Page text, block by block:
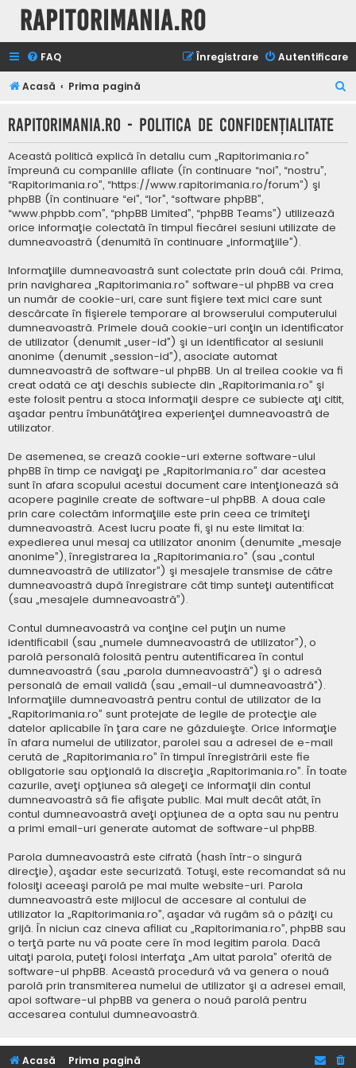
Rapitorimania.ro
FAQ Autentificare
Înregistrare
Acasă Prima pagină
t
Rapitorimania.ro - Politica de confidenţialitate
Această politică explică în detaliu cum „Rapitorimania.ro”
împreună cu companiile afliate (în continuare “noi”, “nostru”,
“Rapitorimania.ro”, “https://www.rapitorimania.ro/forum”) şi
phpBB (în continuare “ei”, “lor”, “software phpBB”,
“www.phpbb.com”, “phpBB Limited”, “phpBB Teams”) utilizează
orice informaţie colectată în timpul fiecărei sesiuni utilizate de
dumneavoastră (denumită în continuare „informaţiile”).
Informaţiile dumneavoastră sunt colectate prin două căi. Prima,
prin navigharea „Rapitorimania.ro” software-ul phpBB va crea
un număr de cookie-uri, care sunt fişiere text mici care sunt
descărcate în fişierele temporare al browserului computerului
dumneavoastră. Primele două cookie-uri conţin un identificator
de utilizator (denumit „user-id”) şi un identificator al sesiunii
anonime (denumit „session-id”), asociate automat
dumneavoastră de software-ul phpBB. Un al treilea cookie va fi
creat odată ce aţi deschis subiecte din „Rapitorimania.ro” şi
este folosit pentru a stoca informaţii despre ce subiecte aţi citit,
aşadar pentru îmbunătăţirea experienţei dumneavoastră de
utilizator.
De asemenea, se crează cookie-uri externe software-ului
phpBB în timp ce navigaţi pe „Rapitorimania.ro” dar acestea
sunt în afara scopului acestui document care intenţionează să
acopere paginile create de software-ul phpBB. A doua cale
prin care colectăm informaţiile este prin ceea ce trimiteţi
dumneavoastră. Acest lucru poate fi, şi nu este limitat la:
expedierea unui mesaj ca utilizator anonim (denumite „mesaje
anonime”), înregistrarea la „Rapitorimania.ro” (sau „contul
dumneavoastră de utilizator”) şi mesajele transmise de către
dumneavoastră după înregistrare cât timp sunteţi autentificat
(sau „mesajele dumneavoastră”).
Contul dumneavoastră va conţine cel puţin un nume
identificabil (sau „numele dumneavoastră de utilizator”), o
parolă personală folosită pentru autentificarea în contul
dumneavoastră (sau „parola dumneavoastră”) şi o adresă
personală de email validă (sau „email-ul dumneavoastră”).
Informaţiile dumneavoastră pentru contul de utilizator de la
„Rapitorimania.ro” sunt protejate de legile de protecţie ale
datelor aplicabile în ţara care ne găzduieşte. Orice informaţie
în afara numelui de utilizator, parolei sau a adresei de e-mail
cerută de „Rapitorimania.ro” în timpul înregistrării este fie
obligatorie sau opţională la discreţia „Rapitorimania.ro”. În toate
cazurile, aveţi opţiunea să alegeţi ce informaţii din contul
dumneavoastră să fie afişate public. Mai mult decât atât, în
contul dumneavoastră aveţi opţiunea de a opta sau nu pentru
a primi email-uri generate automat de software-ul phpBB.
Parola dumneavoastră este cifrată (hash într-o singură
direcţie), aşadar este securizată. Totuşi, este recomandat să nu
folosiţi aceeaşi parolă pe mai multe website-uri. Parola
dumneavoastră este mijlocul de accesare al contului de
utilizator la „Rapitorimania.ro”, aşadar vă rugăm să o păziţi cu
grijă. În niciun caz cineva afiliat cu „Rapitorimania.ro”, phpBB sau
o terţă parte nu vă poate cere în mod legitim parola. Dacă
uitaţi parola, puteţi folosi interfaţa „Am uitat parola” oferită de
software-ul phpBB. Această procedură vă va genera o nouă
parolă prin transmiterea numelui de utilizator şi a adresei email,
apoi software-ul phpBB va genera o nouă parolă pentru
accesarea contului dumneavoastră.
Acasă Prima pagină